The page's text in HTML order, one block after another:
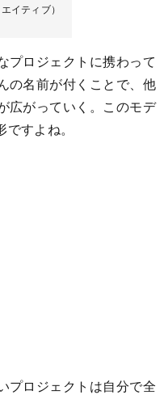
イティブ）
プロジェクトに携わって
の名前が付くことで、他
広がっていく。このモデ
すよね。
プロジェクトは自分で全